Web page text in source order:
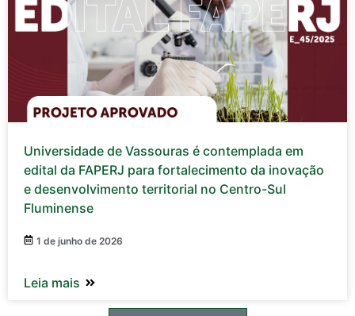
Universidade de Vassouras é contemplada em
edital da FAPERJ para fortalecimento da inovação
e desenvolvimento territorial no Centro-Sul
Fluminense
1 de junho de 2026
Leia mais